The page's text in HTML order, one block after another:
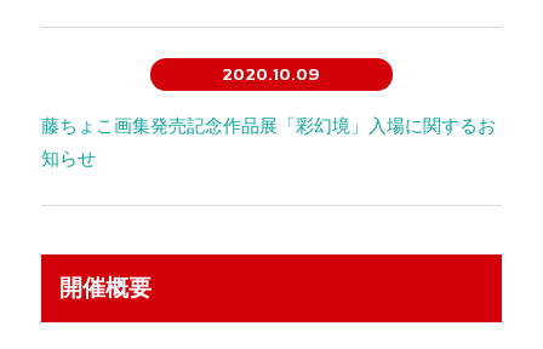
2020.10.09
藤ちょこ画集発売記念作品展「彩幻境」入場に関するお
知らせ
開催概要